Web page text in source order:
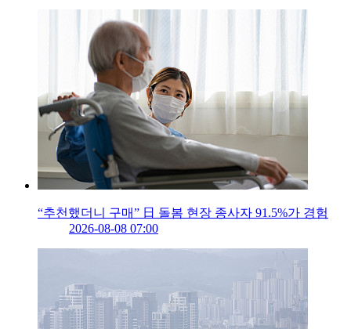
“추천했더니 구매” 日 돌봄 현장 종사자 91.5%가 경험
2026-08-08 07:00